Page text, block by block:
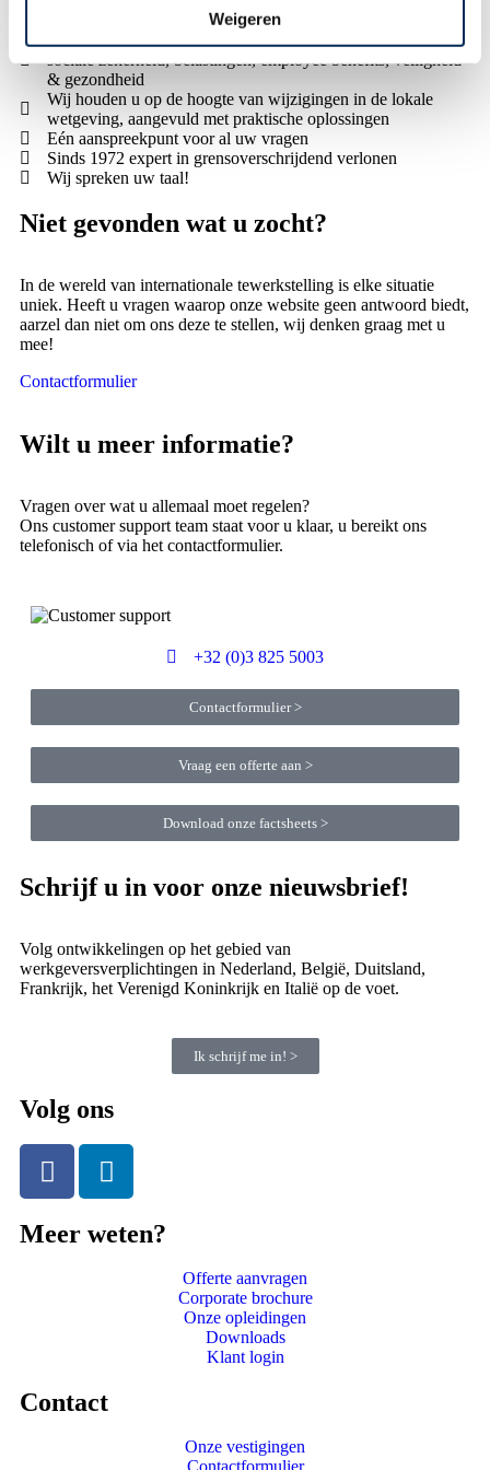
Weigeren
Grondige kennis van de lokale regels over arbeidsrecht,
sociale zekerheid, belastingen, employee benefits, veiligheid
& gezondheid
Wij houden u op de hoogte van wijzigingen in de lokale
wetgeving, aangevuld met praktische oplossingen
Eén aanspreekpunt voor al uw vragen
Sinds 1972 expert in grensoverschrijdend verlonen
Wij spreken uw taal!
Wilt u meer informatie?
Vragen over wat u allemaal moet regelen?
Ons customer support team staat voor u klaar, u bereikt ons
telefonisch of via het contactformulier.
+32 (0)3 825 5003
Contactformulier >
Vraag een offerte aan >
Download onze factsheets >
Niet gevonden wat u zocht?
In de wereld van internationale tewerkstelling is elke situatie
uniek. Heeft u vragen waarop onze website geen antwoord biedt,
aarzel dan niet om ons deze te stellen, wij denken graag met u
mee!
Contactformulier
Contact
Onze vestigingen
Contactformulier
Meer weten?
Offerte aanvragen
Corporate brochure
Onze opleidingen
Downloads
Klant login
Volg ons
Schrijf u in voor onze nieuwsbrief!
Volg ontwikkelingen op het gebied van
werkgeversverplichtingen in Nederland, België, Duitsland,
Frankrijk, het Verenigd Koninkrijk en Italië op de voet.
Ik schrijf me in! >